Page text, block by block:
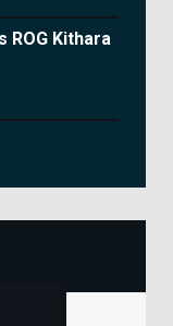
ROG Kithara